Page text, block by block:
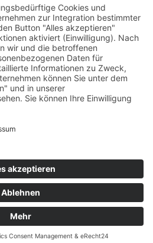
4442 9240-0
GmbH & Co. KG